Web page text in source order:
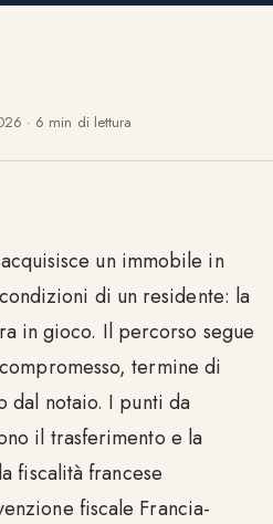
· 6 min di lettura
un immobile in
di un residente: la
in gioco. Il percorso segue
termine di
dal notaio. I punti da
il trasferimento e la
fiscalità francese
fiscale Francia-